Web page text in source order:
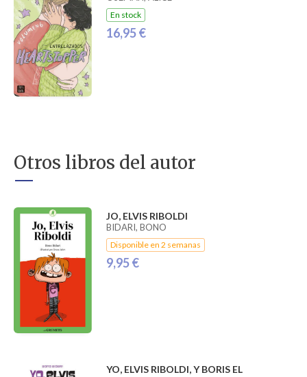
En stock
16,95 €
Otros libros del autor
JO, ELVIS RIBOLDI
BIDARI, BONO
Disponible en 2 semanas
9,95 €
YO, ELVIS RIBOLDI, Y BORIS EL